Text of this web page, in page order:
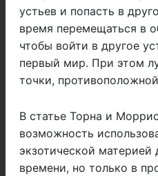
устьев и попасть в
время перемещаться в
чтобы войти в другое
первый мир. При этом
точки,
В статье Торна и
возможность
экзотической материей
времени, но только в